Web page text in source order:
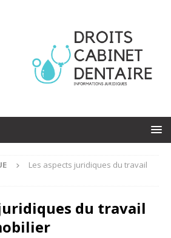
Les aspects juridiques du travail
du travail